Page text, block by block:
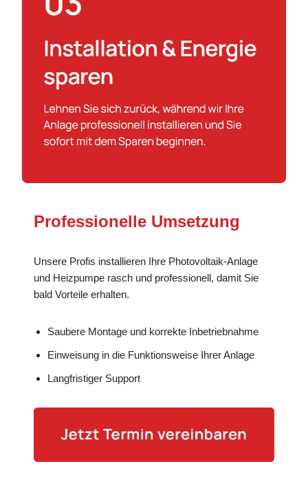
Professionelle Umsetzung
Unsere Profis installieren Ihre Photovoltaik-Anlage
und Heizpumpe rasch und professionell, damit Sie
bald Vorteile erhalten.
Saubere Montage und korrekte Inbetriebnahme
Einweisung in die Funktionsweise Ihrer Anlage
Langfristiger Support